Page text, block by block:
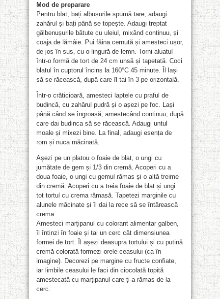
Mod de preparare
Pentru blat, bați albușurile spumă tare, adaugi
zahărul și bați până se topește. Adaugi treptat
gălbenușurile bătute cu uleiul, mixând continuu, și
coaja de lămâie. Pui făina cernută și amesteci ușor,
de jos în sus, cu o lingură de lemn. Torni aluatul
într-o formă de tort de 24 cm unsă și tapetată. Coci
blatul în cuptorul încins la 160°C 45 minute. Îl lași
să se răcească, după care îl tai în 3 pe orizontală.
Într-o crăticioară, amesteci laptele cu praful de
budincă, cu zahărul pudră și o așezi pe foc. Lași
până când se îngroașă, amestecând continuu, după
care dai budinca să se răcească. Adaugi untul
moale și mixezi bine. La final, adaugi esența de
rom și nuca măcinată.
Așezi pe un platou o foaie de blat, o ungi cu
jumătate de gem și 1/3 din cremă. Acoperi cu a
doua foaie, o ungi cu gemul rămas și o altă treime
din cremă. Acoperi cu a treia foaie de blat și ungi
tot tortul cu crema rămasă. Tapetezi marginile cu
alunele măcinate și îl dai la rece să se întărească
crema.
Amesteci marțipanul cu colorant alimentar galben,
îl întinzi în foaie și tai un cerc cât dimensiunea
formei de tort. Îl așezi deasupra tortului și cu putină
cremă colorată formezi orele ceasului (ca în
imagine). Decorezi pe margine cu fructe confiate,
iar limbile ceasului le faci din ciocolată topită
amestecată cu marțipanul care ți-a rămas de la
cerc.